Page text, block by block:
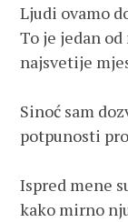
Ljudi ovamo
To je jedan
najsvetije
Sinoć sam
potpunosti
Ispred mene
kako mirno